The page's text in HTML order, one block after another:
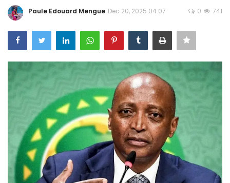
Contact
Football
Gallery
Terms & Conditions
Athlétisme
CAN FÉMININE
LDC/ COUPE CAF
CAN TOTALENERGIES
Lions Indomptables
Paule Edouard Mengue Dec 20, 2025 04:07 741
0